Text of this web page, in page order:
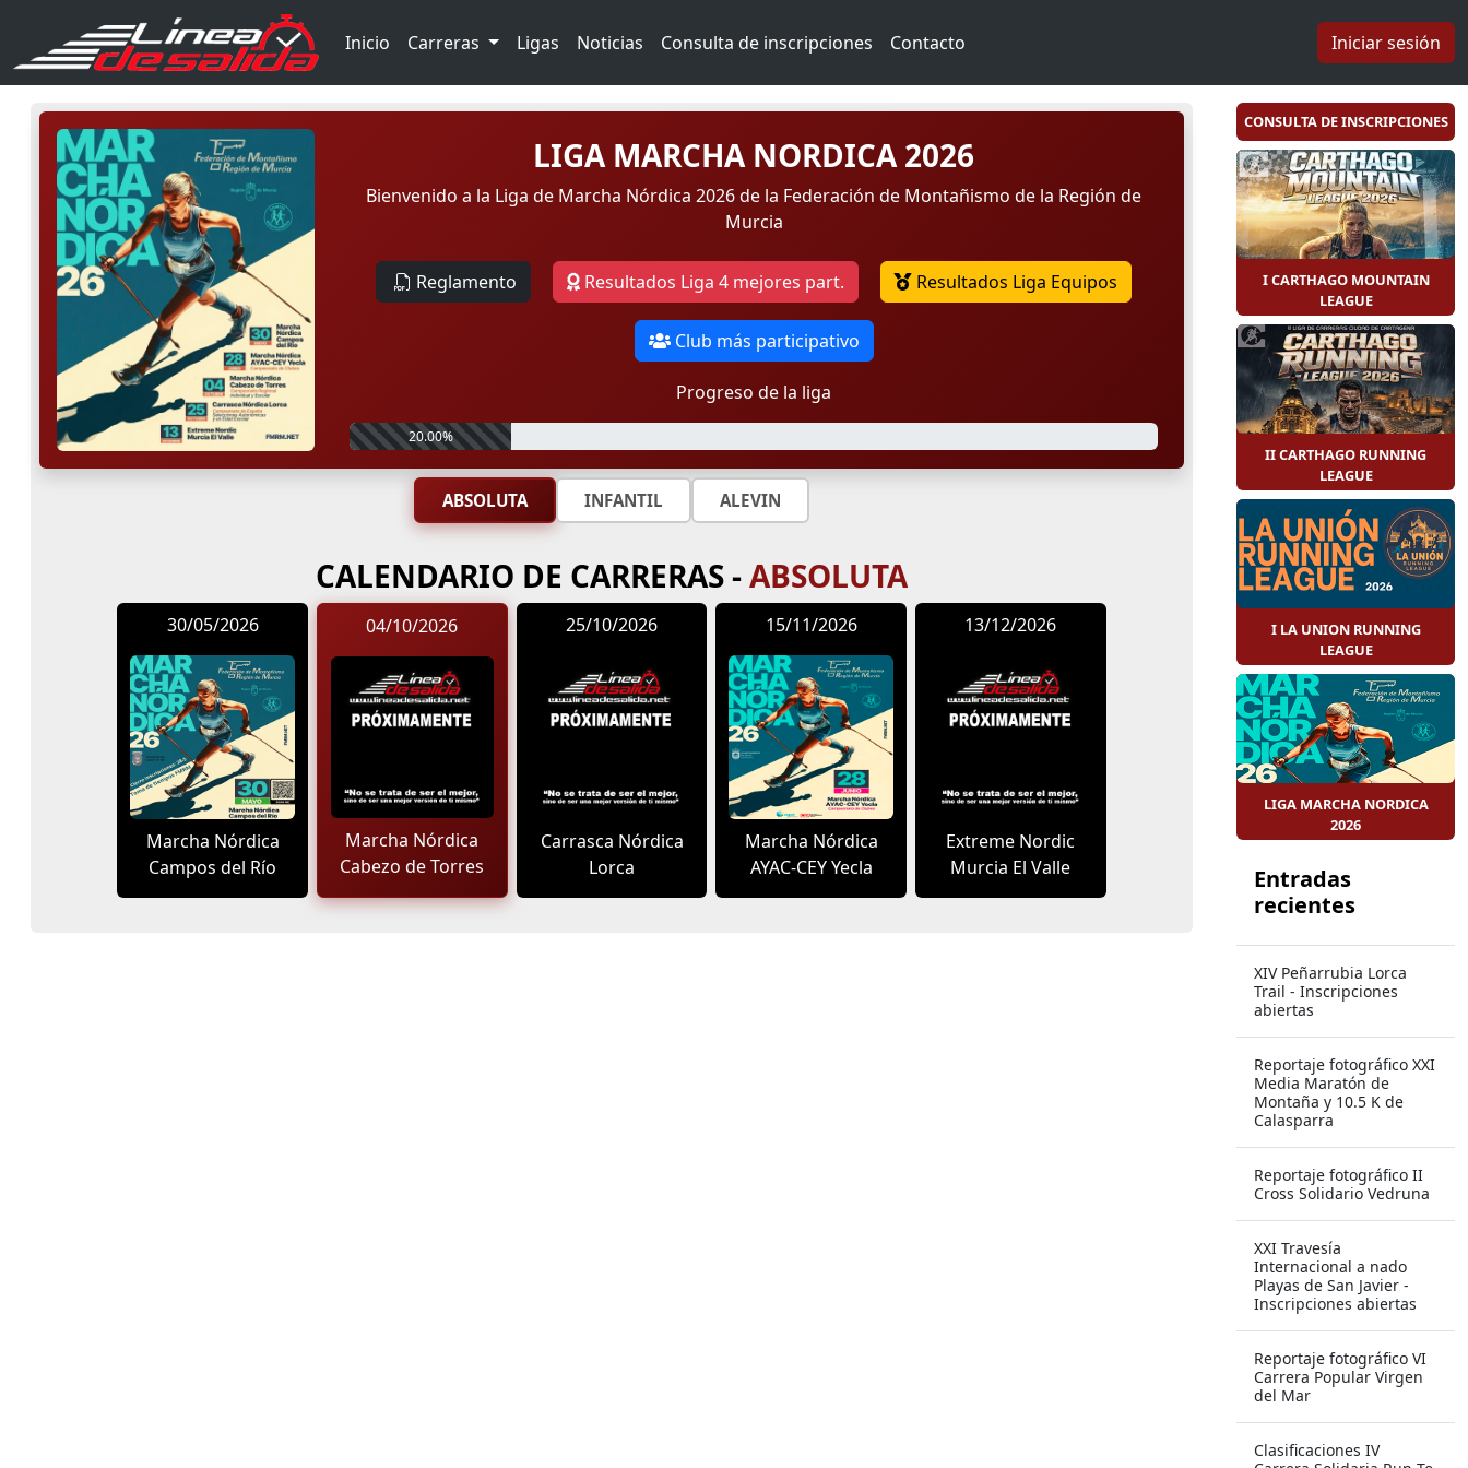
Inicio Carreras Ligas Noticias Consulta de inscripciones Contacto Iniciar sesión
LIGA MARCHA NORDICA 2026
Bienvenido a la Liga de Marcha Nórdica 2026 de la Federación de Montañismo de la Región de
Murcia
Reglamento Resultados Liga 4 mejores part. Resultados Liga Equipos
Club más participativo
Progreso de la liga
20.00%
ABSOLUTA INFANTIL ALEVIN
CALENDARIO DE CARRERAS -ABSOLUTA
30/05/2026
Marcha Nórdica
Campos del Río
04/10/2026
Marcha Nórdica
Cabezo de Torres
25/10/2026
Carrasca Nórdica
Lorca
15/11/2026
Marcha Nórdica
AYAC-CEY Yecla
13/12/2026
Extreme Nordic
Murcia El Valle
CONSULTA DE INSCRIPCIONES
I CARTHAGO MOUNTAIN
LEAGUE
II CARTHAGO RUNNING
LEAGUE
I LA UNION RUNNING
LEAGUE
LIGA MARCHA NORDICA
2026
Entradas
recientes
XIV Peñarrubia Lorca
Trail - Inscripciones
abiertas
Reportaje fotográfico XXI
Media Maratón de
Montaña y 10.5 K de
Calasparra
Reportaje fotográfico II
Cross Solidario Vedruna
XXI Travesía
Internacional a nado
Playas de San Javier -
Inscripciones abiertas
Reportaje fotográfico VI
Carrera Popular Virgen
del Mar
Clasificaciones IV